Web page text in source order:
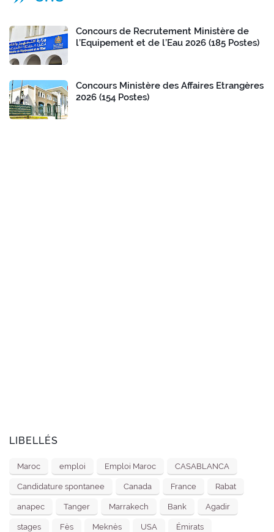
Concours de Recrutement Ministère de
l’Equipement et de l’Eau 2026 (185 Postes)
Concours Ministère des Affaires Etrangères
2026 (154 Postes)
LIBELLÉS
Maroc emploi Emploi Maroc CASABLANCA
Candidature spontanee Canada France Rabat
anapec Tanger Marrakech Bank Agadir
stages Fès Meknès USA Émirats